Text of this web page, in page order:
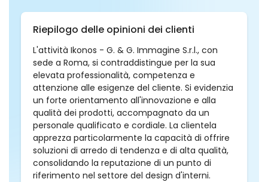
Riepilogo delle opinioni dei clienti
L'attività Ikonos - G. & G. Immagine S.r.l., con
sede a Roma, si contraddistingue per la sua
elevata professionalità, competenza e
attenzione alle esigenze del cliente. Si evidenzia
un forte orientamento all'innovazione e alla
qualità dei prodotti, accompagnato da un
personale qualificato e cordiale. La clientela
apprezza particolarmente la capacità di offrire
soluzioni di arredo di tendenza e di alta qualità,
consolidando la reputazione di un punto di
riferimento nel settore del design d'interni.